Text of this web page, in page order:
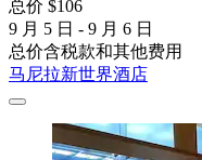
总价 $106
9 月 5 日 - 9 月 6 日
总价含税款和其他费用
马尼拉新世界酒店